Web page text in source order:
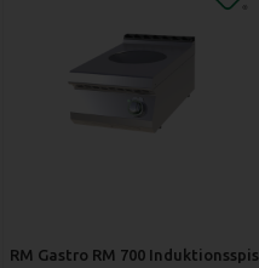
RM Gastro RM 700 Induktionsspis